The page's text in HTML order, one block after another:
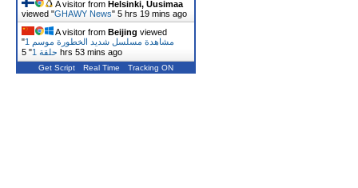
A visitor from Helsinki, Uusimaa
viewed "GHAWY News" 5 hrs 19 mins ago
A visitor from Beijing viewed
"مشاهدة مسلسل شديد الخطورة موسم 1
حلقة 1
" 5 hrs 53 mins ago
Get Script Real Time Tracking ON